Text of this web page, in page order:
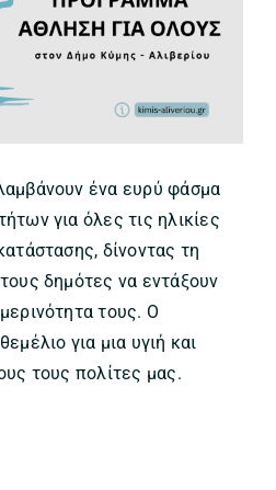
ένα ευρύ φάσμα
για όλες τις ηλικίες
δίνοντας τη
δημότες να εντάξουν
τους. Ο
για μια υγιή και
τους πολίτες μας.